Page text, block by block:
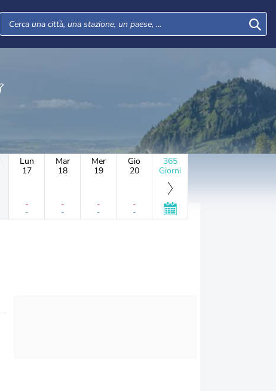
Lun
17
-
-
Mar
18
-
-
Mer
19
-
-
Gio
20
-
-
365
Giorni